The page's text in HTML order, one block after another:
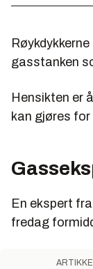
gasstanken
Hensikten er
kan gjøres
En ekspert
fredag